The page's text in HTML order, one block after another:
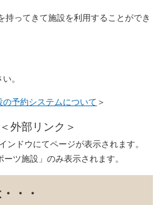
ってきて施設を利用することができ
。
予約システムについて ＞
＜外部リンク＞
ドウにてページが表示されます。
施設」のみ表示されます。
・・